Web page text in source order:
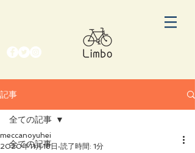
記事
全ての記事
全ての記事
meccanoyuhei
2020年11月18日 読了時間: 1分